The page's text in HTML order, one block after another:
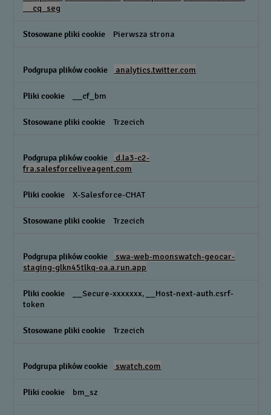
__cq_seg
Pierwsza strona
analytics.twitter.com
__cf_bm
Trzecich
d.la3-c2-
fra.salesforceliveagent.com
X-Salesforce-CHAT
Trzecich
swa-web-moonswatch-geocar-
staging-glkn45tlkq-oa.a.run.app
__Secure-xxxxxxx, __Host-next-auth.csrf-
token
Trzecich
swatch.com
bm_sz